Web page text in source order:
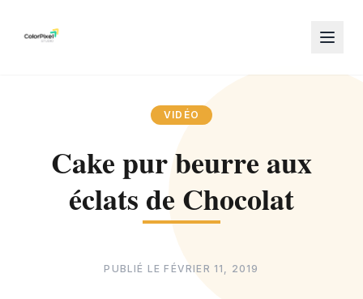
VIDÉO
Cake pur beurre aux
éclats de Chocolat
PUBLIÉ LEFÉVRIER 11, 2019